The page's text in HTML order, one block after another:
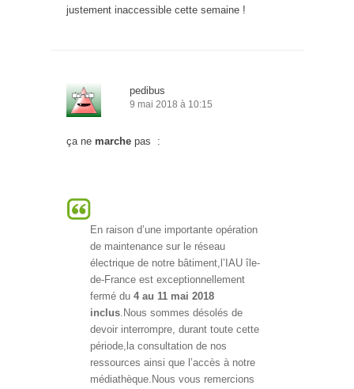
justement inaccessible cette semaine !
pedibus
9 mai 2018 à 10:15
ça ne marche pas :
En raison d’une importante opération
de maintenance sur le réseau
électrique de notre bâtiment,l’IAU île-
de-France est exceptionnellement
fermé du 4 au 11 mai 2018
inclus.Nous sommes désolés de
devoir interrompre, durant toute cette
période,la consultation de nos
ressources ainsi que l’accès à notre
médiathèque.Nous vous remercions